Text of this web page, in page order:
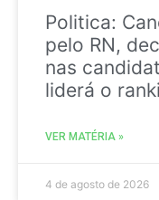
Politica:
pelo RN,
nas
liderá o
VER MATÉRIA »
4 de agosto de 2026